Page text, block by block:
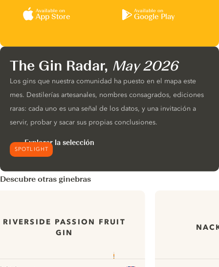
Available on
App Store
Available on
Google Play
SPOTLIGHT
The Gin Radar, May 2026
Los gins que nuestra comunidad ha puesto en el mapa este
mes. Destilerías artesanales, nombres consagrados, ediciones
raras: cada uno es una señal de los datos, y una invitación a
servir, probar y sacar sus propias conclusiones.
Explorar la selección
Descubre otras ginebras
RIVERSIDE PASSION FRUIT
GIN